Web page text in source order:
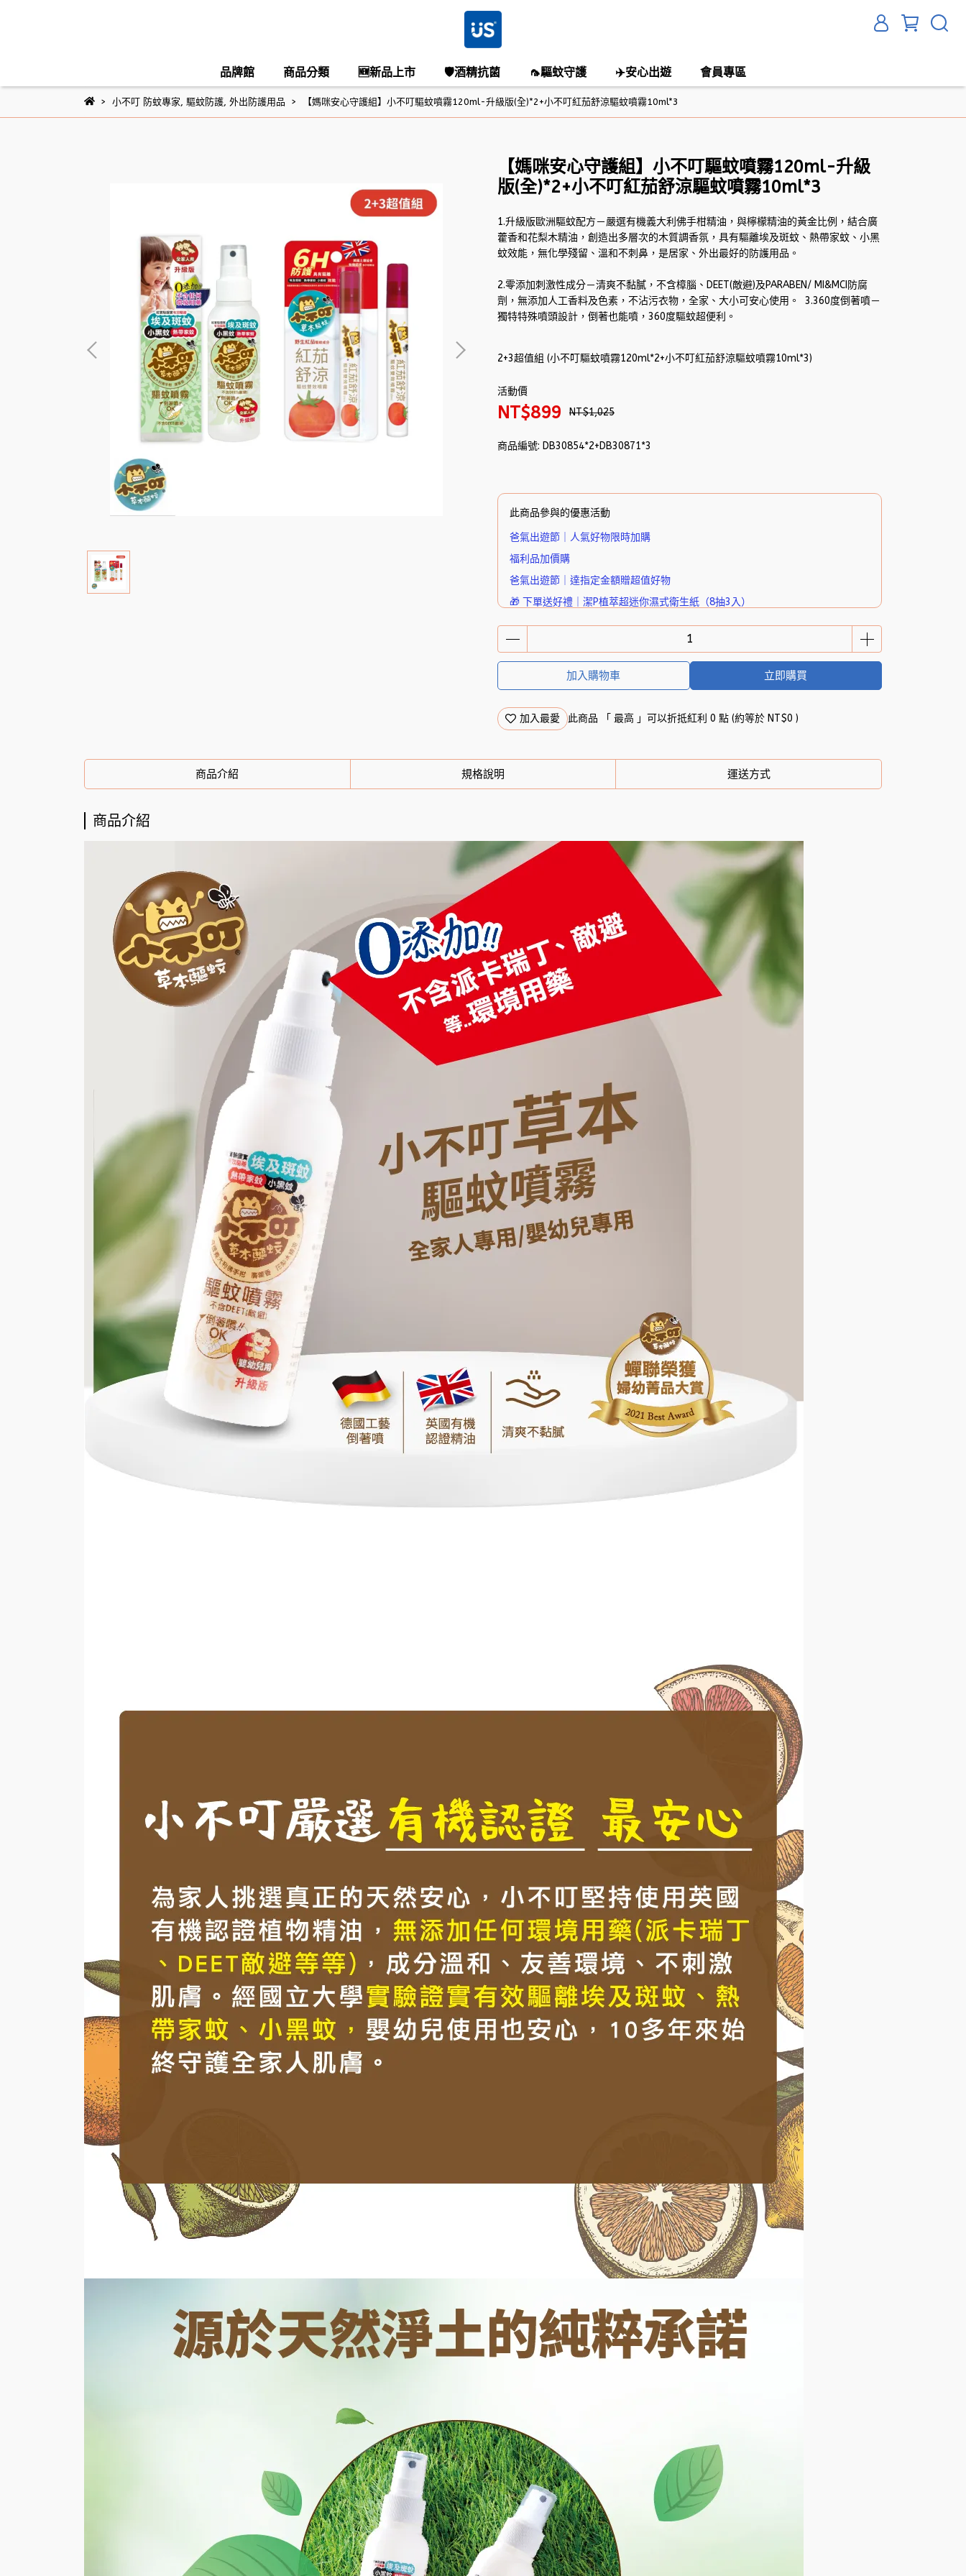
品牌館 商品分類 🆕新品上市 🛡️酒精抗菌 🦟驅蚊守護 ✈️安心出遊 會員專區
小不叮 防蚊專家 驅蚊防護, 外出防護用品 【媽咪安心守護組】小不叮驅蚊噴霧120ml-升級版(全)*2+小不叮紅茄舒涼驅蚊噴霧10ml*3
【媽咪安心守護組】小不叮驅蚊噴霧120ml-升級
版(全)*2+小不叮紅茄舒涼驅蚊噴霧10ml*3
1.升級版歐洲驅蚊配方－嚴選有機義大利佛手柑精油，與檸檬精油的黃金比例，結合廣
藿香和花梨木精油，創造出多層次的木質調香氛，具有驅離埃及斑蚊、熱帶家蚊、小黑
蚊效能，無化學殘留、溫和不刺鼻，是居家、外出最好的防護用品。
2.零添加刺激性成分－清爽不黏膩，不含樟腦、DEET(敵避)及PARABEN/ MI&MCI防腐
劑，無添加人工香料及色素，不沾污衣物，全家、大小可安心使用。 3.360度倒著噴－
獨特特殊噴頭設計，倒著也能噴，360度驅蚊超便利。
2+3超值組 (小不叮驅蚊噴霧120ml*2+小不叮紅茄舒涼驅蚊噴霧10ml*3)
活動價
NT$899 NT$1,025
商品編號: DB30854*2+DB30871*3
此商品參與的優惠活動
爸氣出遊節｜人氣好物限時加購
福利品加價購
爸氣出遊節｜達指定金額贈超值好物
🎁 下單送好禮｜潔P植萃超迷你濕式衛生紙（8抽3入）
加入購物車 立即購買
加入最愛 此商品 「 最高 」可以折抵紅利 0 點 (約等於 NT$0 )
商品介紹 規格說明 運送方式
商品介紹